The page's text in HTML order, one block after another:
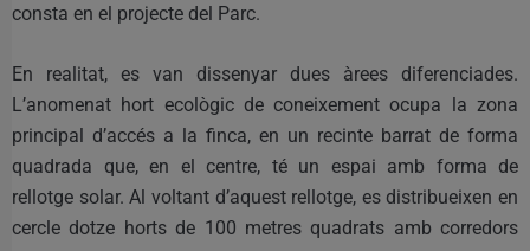
consta en el projecte del Parc.
En realitat, es van dissenyar dues àrees diferenciades.
L’anomenat hort ecològic de coneixement ocupa la zona
principal d’accés a la finca, en un recinte barrat de forma
quadrada que, en el centre, té un espai amb forma de
rellotge solar. Al voltant d’aquest rellotge, es distribueixen en
cercle dotze horts de 100 metres quadrats amb corredors